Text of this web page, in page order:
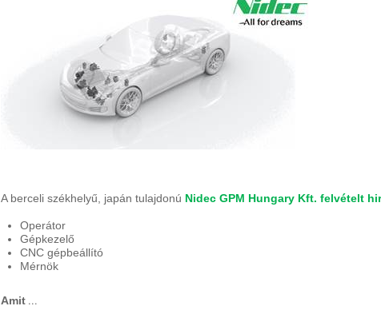
A berceli székhelyű, japán tulajdonú Nidec GPM Hungary Kft. felvételt
Operátor
Gépkezelő
CNC gépbeállító
Mérnök
Amit ...